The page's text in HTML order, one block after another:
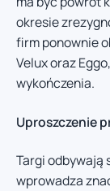
okresie
firm ponownie
Velux oraz
wykończenia.
Uproszczenie
Targi odbywają
wprowadza